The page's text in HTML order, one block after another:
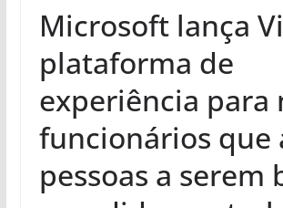
Microsoft lança
plataforma de
experiência para
funcionários que
pessoas a serem